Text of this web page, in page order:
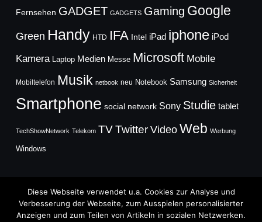
Fernsehen GADGET GADGETS Gaming Google
Green Handy HTD IFA Intel iPad iphone iPod
Kamera Laptop Medien Messe Microsoft Mobile
Mobiltelefon Musik netbook neu Notebook Samsung Sicherheit
Smartphone social network Sony Studie tablet
TechShowNetwork Telekom TVTwitter Video Web Werbung
Windows
Copyright © 2026
Diese Webseite verwendet u.a. Cookies zur Analyse und
Verbesserung der Webseite, zum Ausspielen personalisierter
Anzeigen und zum Teilen von Artikeln in sozialen Netzwerken.